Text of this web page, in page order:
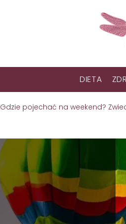
DIETA
Gdzie pojechać na weekend?